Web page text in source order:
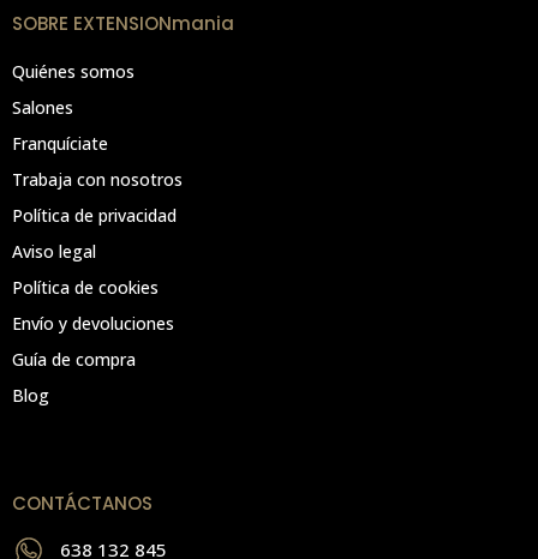
SOBRE EXTENSIONmania
Quiénes somos
Salones
Franquíciate
Trabaja con nosotros
Política de privacidad
Aviso legal
Política de cookies
Envío y devoluciones
Guía de compra
Blog
CONTÁCTANOS
638 132 845